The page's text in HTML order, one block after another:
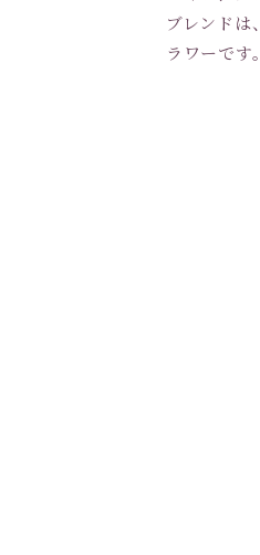
ブレンドは
ラワーです。